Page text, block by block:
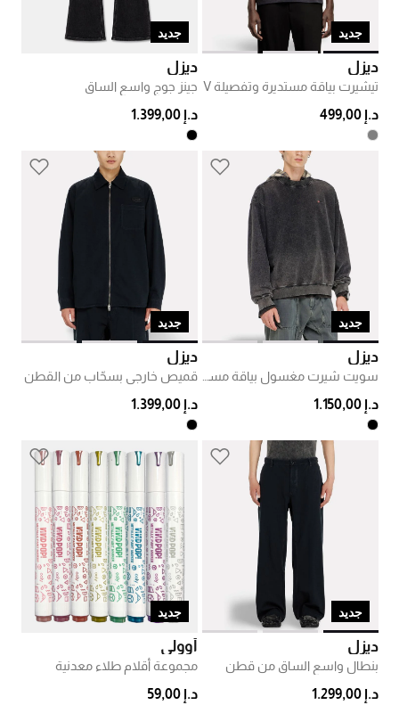
جديد
ديزل
تيشيرت بياقة مستديرة وتفصيلة V
د.إ 499,00
جديد
ديزل
جينز جوج واسع الساق
د.إ 1.399,00
جديد
ديزل
د.إ 1.150,00
جديد
ديزل
قميص خارجي بسحّاب من القطن
د.إ 1.399,00
جديد
ديزل
بنطال واسع الساق من قطن
د.إ 1.299,00
جديد
أوولي
مجموعة أقلام طلاء معدنية
د.إ 59,00